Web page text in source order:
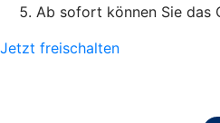
Ab sofort können Sie das
Jetzt freischalten